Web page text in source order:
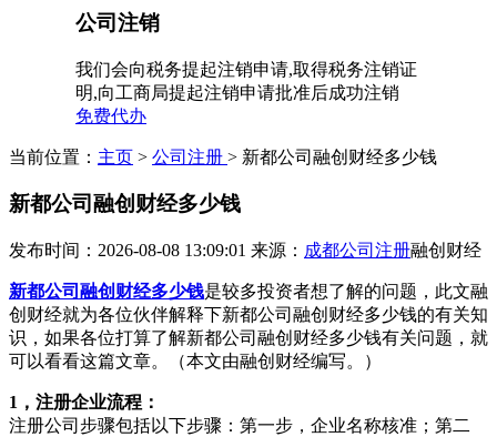
公司注销
我们会向税务提起注销申请,取得税务注销证
明,向工商局提起注销申请批准后成功注销
免费代办
当前位置： 主页 > 公司注册 > 新都公司融创财经多少钱
新都公司融创财经多少钱
发布时间：2026-08-08 13:09:01 来源： 成都公司注册融创财经
新都公司融创财经多少钱是较多投资者想了解的问题，此文融
创财经就为各位伙伴解释下新都公司融创财经多少钱的有关知
识，如果各位打算了解新都公司融创财经多少钱有关问题，就
可以看看这篇文章。（本文由融创财经编写。）
1，注册企业流程：
注册公司步骤包括以下步骤：第一步，企业名称核准；第二